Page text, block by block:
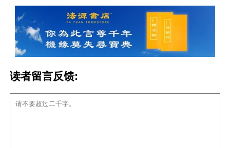
读者留言反馈: